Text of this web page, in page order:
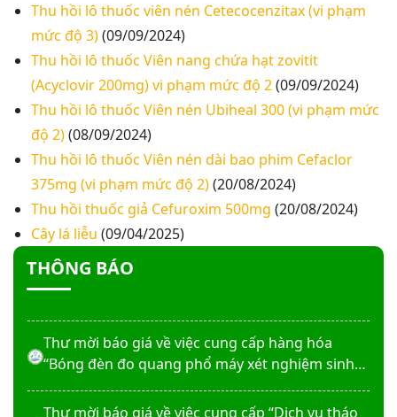
Thu hồi lô thuốc viên nén Cetecocenzitax (vi phạm
mức độ 3)(09/09/2024)
Thu hồi lô thuốc Viên nang chứa hạt zovitit
(Acyclovir 200mg) vi phạm mức độ 2(09/09/2024)
Thu hồi lô thuốc Viên nén Ubiheal 300 (vi phạm mức
độ 2)(08/09/2024)
Thu hồi lô thuốc Viên nén dài bao phim Cefaclor
375mg (vi phạm mức độ 2)(20/08/2024)
Thu hồi thuốc giả Cefuroxim 500mg (20/08/2024)
Cây lá liễu (09/04/2025)
THÔNG BÁO
Thư mời báo giá về việc mời báo giá thiết bị
Thư mời báo giá về việc sửa chữa nhà bảo vệ và
cổng số 2
Thư mời báo giá sửa chữa máy nước nóng tấm
phẵng
Thư mời báo giá về việc In bìa hồ sơ bệnh án, Sổ
y bạ năm 2026
Thư mời báo giá về việc cung cấp dịch vụ “Bảo
hiểm cháy, nổ bắt buộc năm 2026"
Thư mời báo giá về việc cung cấp hàng hóa
“Bóng đèn đo quang phổ máy xét nghiệm sinh
Thư mời báo giá về việc cung cấp “Dịch vụ tháo